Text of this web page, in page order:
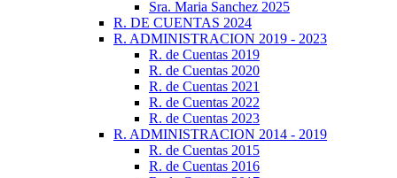
Sra. Maria Sanchez 2025
R. DE CUENTAS 2024
R. ADMINISTRACION 2019 - 2023
R. de Cuentas 2019
R. de Cuentas 2020
R. de Cuentas 2021
R. de Cuentas 2022
R. de Cuentas 2023
R. ADMINISTRACION 2014 - 2019
R. de Cuentas 2015
R. de Cuentas 2016